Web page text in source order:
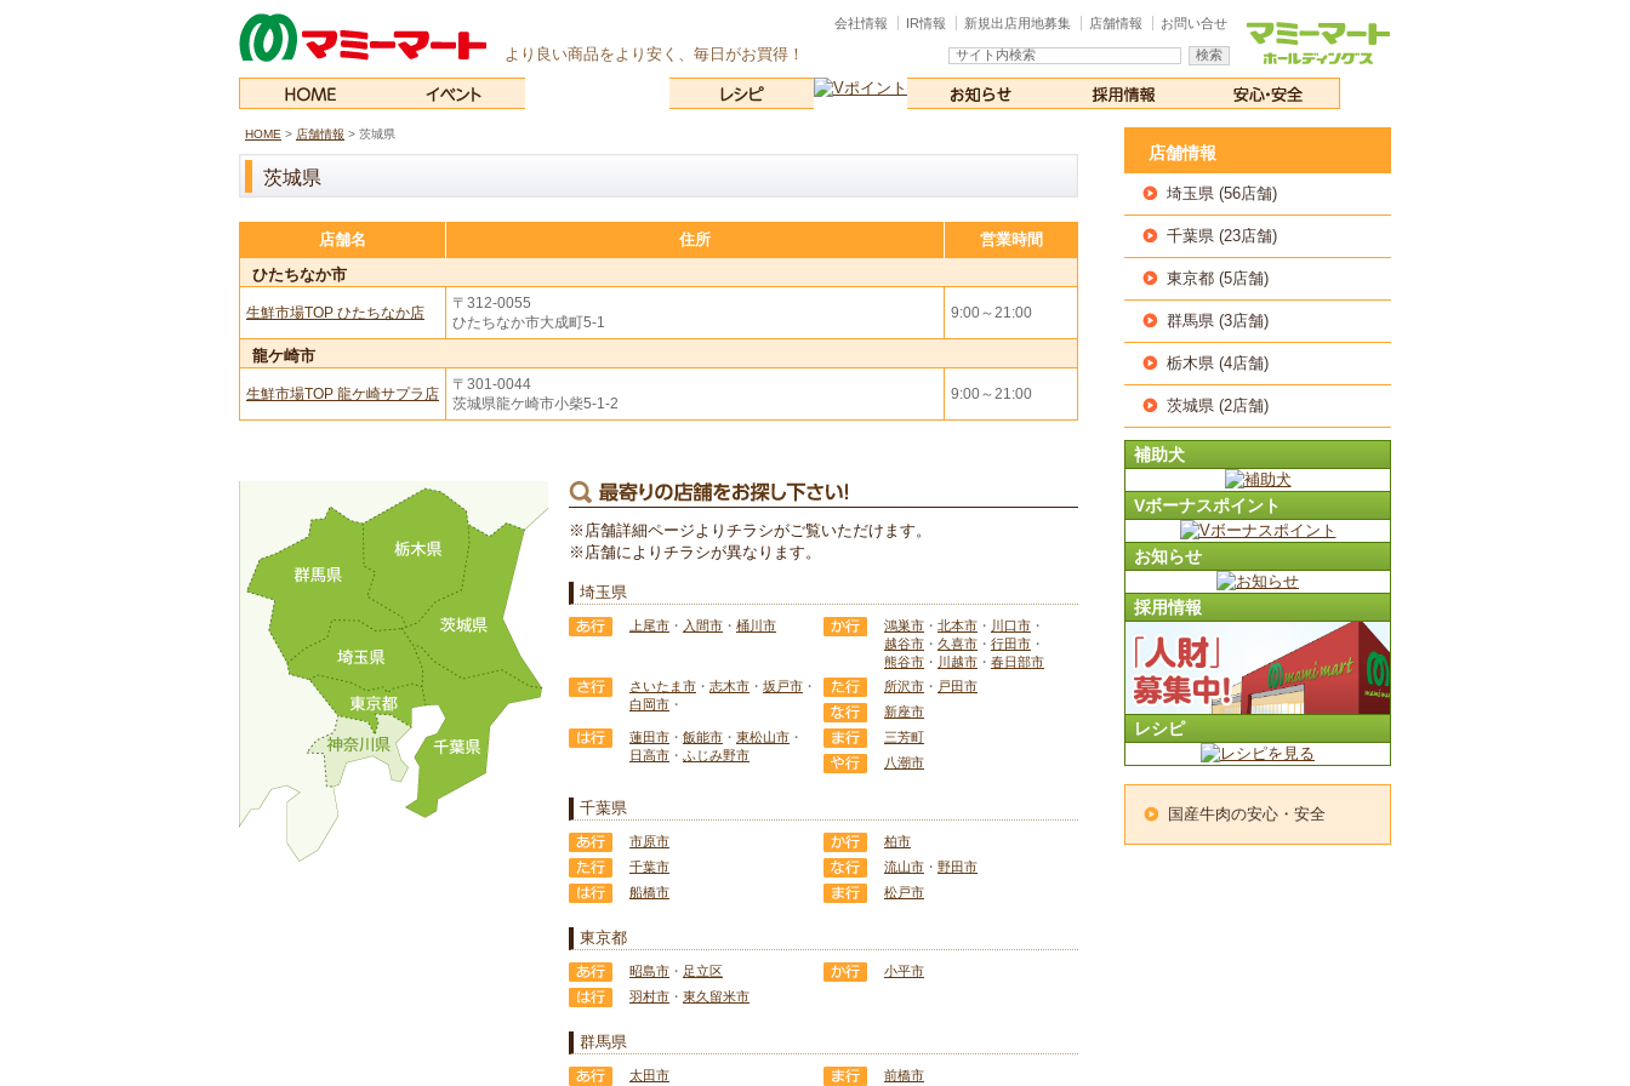
より良い商品をより安く、毎日がお買得！
会社情報 IR情報 新規出店用地募集 店舗情報 お問い合せ
HOME > 店舗情報 > 茨城県
茨城県
店舗名 住所
営業時間
ひたちなか市
生鮮市場TOP ひたちなか店
〒312-0055
ひたちなか市大成町5-1
9:00～21:00
龍ケ崎市
生鮮市場TOP 龍ケ崎サプラ店
〒301-0044
茨城県龍ケ崎市小柴5-1-2
9:00～21:00
※店舗詳細ページよりチラシがご覧いただけます。
※店舗によりチラシが異なります。
埼玉県
上尾市 ・ 入間市 ・ 桶川市 鴻巣市 ・ 北本市 ・ 川口市 ・
越谷市 ・ 久喜市 ・ 行田市 ・
熊谷市 ・ 川越市 ・ 春日部市
さいたま市 ・ 志木市 ・ 坂戸市 ・
白岡市 ・
所沢市 ・ 戸田市
新座市
蓮田市 ・ 飯能市 ・ 東松山市 ・
日高市 ・ ふじみ野市
三芳町
八潮市
千葉県
市原市
柏市
千葉市
流山市 ・ 野田市
船橋市
松戸市
東京都
昭島市 ・ 足立区
小平市
羽村市 ・ 東久留米市
群馬県
太田市 前橋市
店舗情報
埼玉県 (56店舗)
千葉県 (23店舗)
東京都 (5店舗)
群馬県 (3店舗)
栃木県 (4店舗)
茨城県 (2店舗)
補助犬
Vボーナスポイント
お知らせ
採用情報
レシピ
国産牛肉の安心・安全